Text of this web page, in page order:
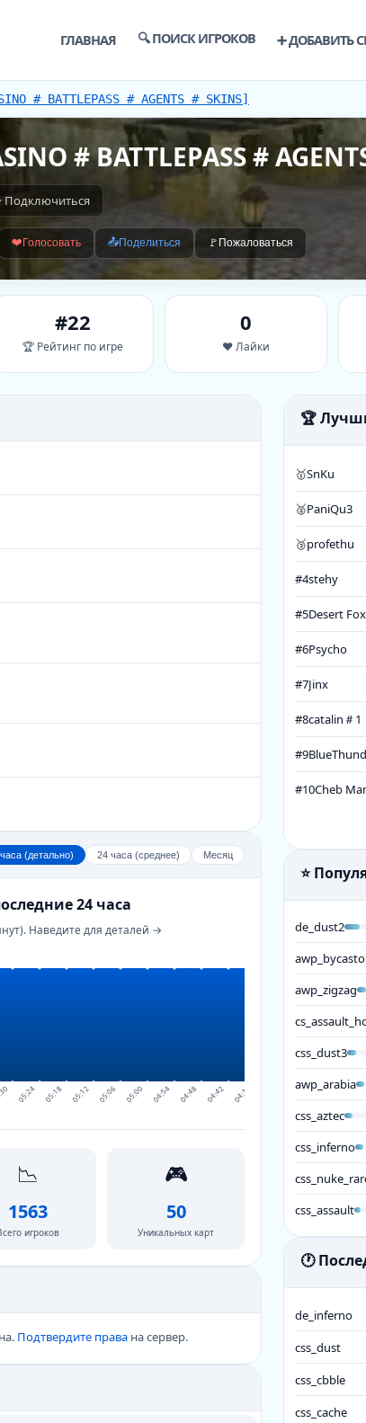
ГЛАВНАЯ 🔍 ПОИСК ИГРОКОВ ➕ ДОБАВИТЬ
# BATTLEPASS # AGENTS # SKINS]
# BATTLEPASS #
Подключиться
❤️ Голосовать 📤Поделиться 🚩 Пожаловаться
#22
🏆 Рейтинг по игре
0
❤️ Лайки
(детально) 24 часа (среднее) Месяц
24 часа
Наведите для деталей →
05:24 05:18 05:12 05:06 05:00 04:54 04:48 04:42 04:36 04:24 04:18 04:12
📉
1563
игроков
🎮
50
Уникальных карт
Подтвердите правана сервер.
🏆
🥇SnKu
🥈PaniQu3
🥉profethu
#4stehy
#5Desert Fox
#6Psycho
#7Jinx
#8catalin＃1
#9
#10Cheb
⭐
de_dust2
awp_zigzag
css_dust3
awp_arabia
css_aztec
css_inferno
css_assault
🕐
de_inferno
css_dust
css_cbble
css_cache